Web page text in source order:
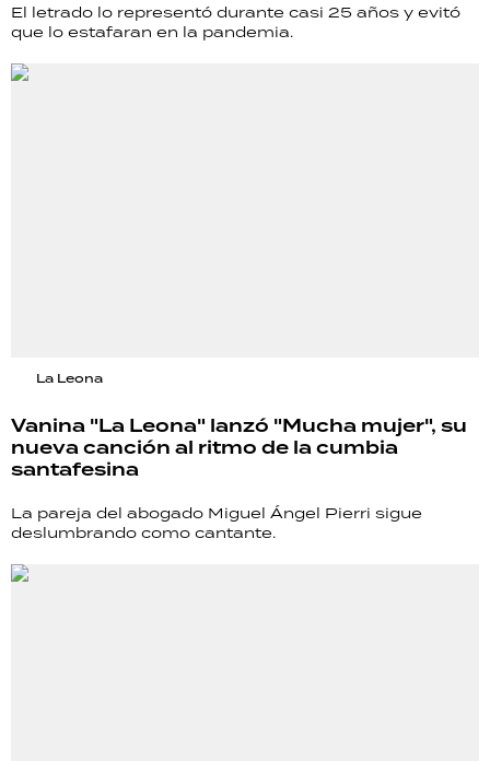
El letrado lo representó durante casi 25 años y evitó
que lo estafaran en la pandemia.
La Leona
Vanina "La Leona" lanzó "Mucha mujer", su
nueva canción al ritmo de la cumbia
santafesina
La pareja del abogado Miguel Ángel Pierri sigue
deslumbrando como cantante.